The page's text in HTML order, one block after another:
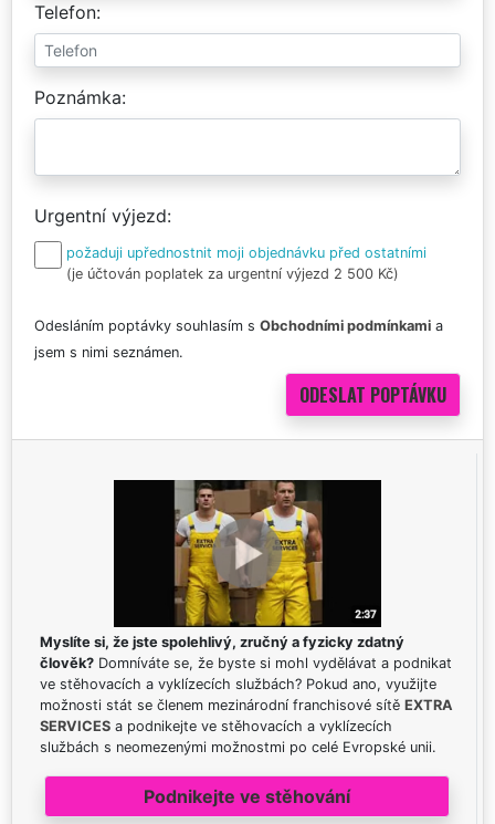
Telefon
Poznámka
Urgentní výjezd
požaduji upřednostnit moji objednávku před ostatními
(je účtován poplatek za urgentní výjezd 2 500 Kč)
Odesláním poptávky souhlasím s Obchodními podmínkami a
jsem s nimi seznámen.
Myslíte si, že jste spolehlivý, zručný a fyzicky zdatný
člověk? Domníváte se, že byste si mohl vydělávat a podnikat
ve stěhovacích a vyklízecích službách? Pokud ano, využijte
možnosti stát se členem mezinárodní franchisové sítě EXTRA
SERVICES a podnikejte ve stěhovacích a vyklízecích
službách s neomezenými možnostmi po celé Evropské unii.
Podnikejte ve stěhování